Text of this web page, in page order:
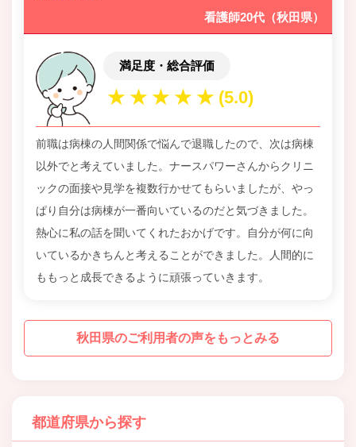
看護師20代（秋田県）
満足度・総合評価
前職は病棟の人間関係で悩んで退職したので、次は病棟
以外でと考えていました。ナースパワーさんからクリニ
ックの面接や見学を複数行かせてもらいましたが、やっ
ぱり自分は病棟が一番向いているのだと気づきました。
熱心に私の話を聞いてくれたおかげです。自分が何に向
いているかきちんと考えることができました。人間的に
ももっと成長できるように頑張っていきます。
秋田県のご利用者の声をもっとみる
都道府県から探す